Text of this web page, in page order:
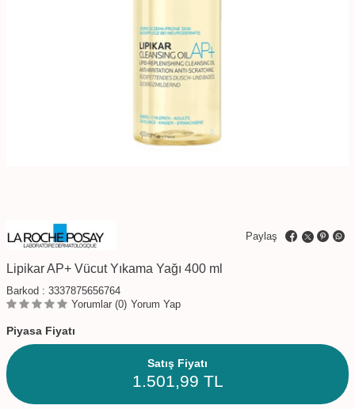
Paylaş
Lipikar AP+ Vücut Yıkama Yağı 400 ml
Barkod : 3337875656764
Yorumlar (0) Yorum Yap
Piyasa Fiyatı
Satış Fiyatı
1.501,99 TL